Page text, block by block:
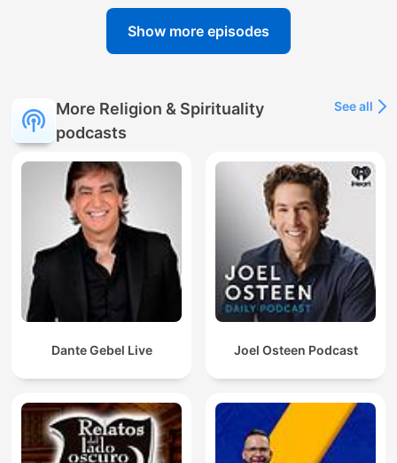
Show more episodes
More Religion & Spirituality
podcasts
See all
Dante Gebel Live Joel Osteen Podcast